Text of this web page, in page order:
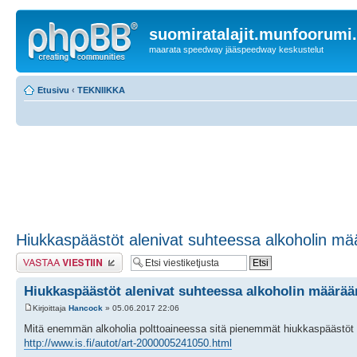
maarata speedway jääspeedway keskustelut
Etusivu ‹ TEKNIIKKA
Hiukkaspäästöt alenivat suhteessa alkoholin
Lähetä vastaus
Hiukkaspäästöt alenivat suhteessa alkoholin
Kirjoittaja Hancock » 05.06.2017 22:06
Mitä enemmän alkoholia polttoaineessa sitä pienemmät hiukkaspäästöt
http://www.is.fi/autot/art-2000005241050.html